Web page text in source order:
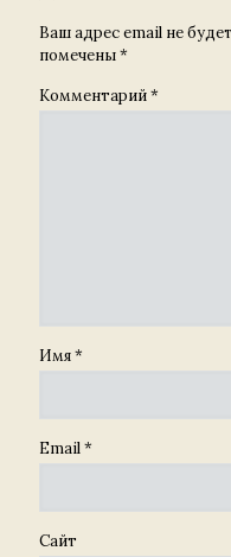
Ваш адрес email не
помечены*
Комментарий*
Имя*
Email*
Сайт